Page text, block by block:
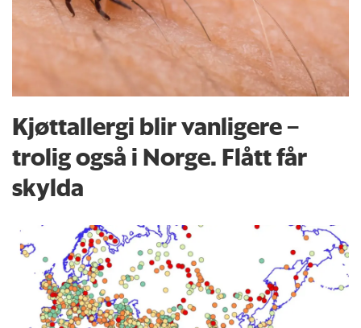
Kjøttallergi blir vanligere –
trolig også i Norge. Flått får
skylda